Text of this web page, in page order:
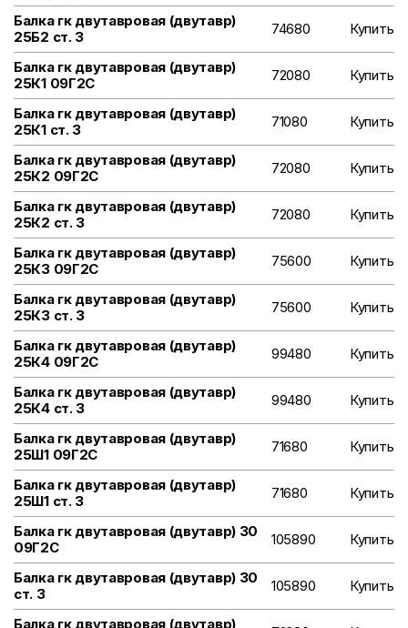
Балка гк двутавровая (двутавр)
25Б2 ст. 3
74680 Купить
Балка гк двутавровая (двутавр)
25К1 09Г2С
72080 Купить
Балка гк двутавровая (двутавр)
25К1 ст. 3
71080 Купить
Балка гк двутавровая (двутавр)
25К2 09Г2С
72080 Купить
Балка гк двутавровая (двутавр)
25К2 ст. 3
72080 Купить
Балка гк двутавровая (двутавр)
25К3 09Г2С
75600 Купить
Балка гк двутавровая (двутавр)
25К3 ст. 3
75600 Купить
Балка гк двутавровая (двутавр)
25К4 09Г2С
99480 Купить
Балка гк двутавровая (двутавр)
25К4 ст. 3
99480 Купить
Балка гк двутавровая (двутавр)
25Ш1 09Г2С
71680 Купить
Балка гк двутавровая (двутавр)
25Ш1 ст. 3
71680 Купить
Балка гк двутавровая (двутавр) 30
09Г2С
105890 Купить
Балка гк двутавровая (двутавр) 30
ст. 3
105890 Купить
Балка гк двутавровая (двутавр)